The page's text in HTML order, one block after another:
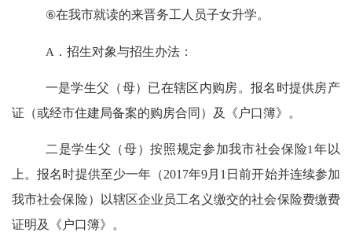
⑥在我市就读的来晋务工人员子女升学。
A ．招生对象与招生办法：
一是学生父（母）已在辖区内购房。报名时提供房产
证（或经市住建局备案的购房合同）及《户口簿》。
二是学生父（母）按照规定参加我市社会保险1 年以
上。报名时提供至少一年（2017年9月 1 日前开始并连续参加
我市社会保险）以辖区企业员工名义缴交的社会保险费缴费
证明及《户口簿》。